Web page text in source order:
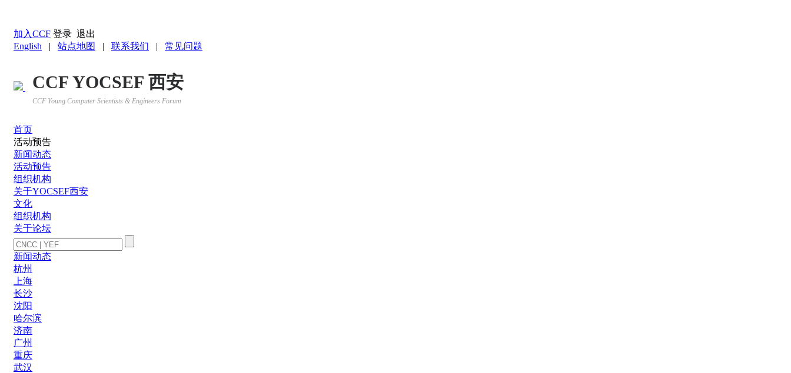
加入CCF 登录 退出
English | 站点地图 | 联系我们 | 常见问题
CCF YOCSEF 西安
CCF Young Computer Scientists & Engineers Forum
首页
活动预告
新闻动态
活动预告
组织机构
关于YOCSEF西安
文化
组织机构
关于论坛
新闻动态
杭州
上海
长沙
沈阳
哈尔滨
济南
广州
重庆
武汉